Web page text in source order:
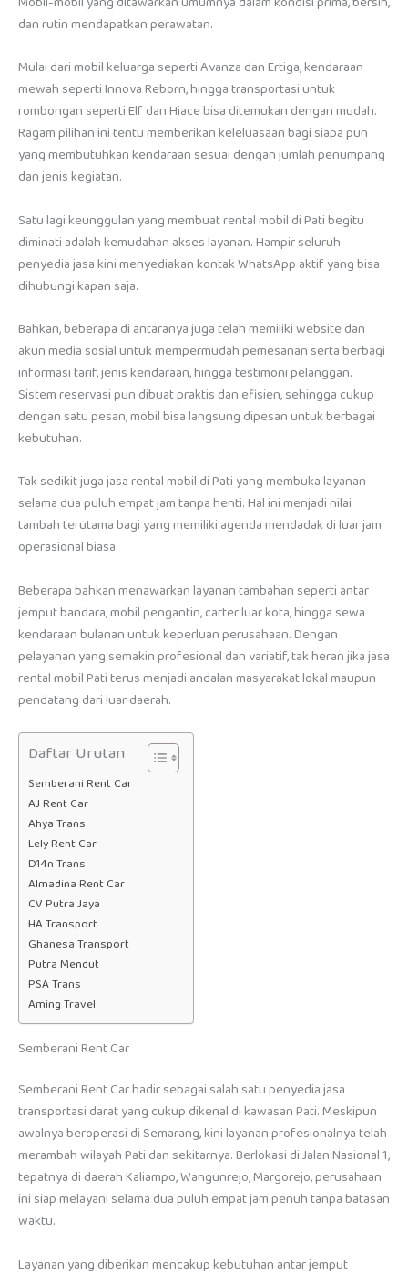
dan rutin mendapatkan perawatan.
Mulai dari mobil keluarga seperti Avanza dan Ertiga, kendaraan
mewah seperti Innova Reborn, hingga transportasi untuk
rombongan seperti Elf dan Hiace bisa ditemukan dengan mudah.
Ragam pilihan ini tentu memberikan keleluasaan bagi siapa pun
yang membutuhkan kendaraan sesuai dengan jumlah penumpang
dan jenis kegiatan.
Satu lagi keunggulan yang membuat rental mobil di Pati begitu
diminati adalah kemudahan akses layanan. Hampir seluruh
penyedia jasa kini menyediakan kontak WhatsApp aktif yang bisa
dihubungi kapan saja.
Bahkan, beberapa di antaranya juga telah memiliki website dan
akun media sosial untuk mempermudah pemesanan serta berbagi
informasi tarif, jenis kendaraan, hingga testimoni pelanggan.
Sistem reservasi pun dibuat praktis dan efisien, sehingga cukup
dengan satu pesan, mobil bisa langsung dipesan untuk berbagai
kebutuhan.
Tak sedikit juga jasa rental mobil di Pati yang membuka layanan
selama dua puluh empat jam tanpa henti. Hal ini menjadi nilai
tambah terutama bagi yang memiliki agenda mendadak di luar jam
operasional biasa.
Beberapa bahkan menawarkan layanan tambahan seperti antar
jemput bandara, mobil pengantin, carter luar kota, hingga sewa
kendaraan bulanan untuk keperluan perusahaan. Dengan
pelayanan yang semakin profesional dan variatif, tak heran jika jasa
rental mobil Pati terus menjadi andalan masyarakat lokal maupun
pendatang dari luar daerah.
Daftar Urutan
Semberani Rent Car
AJ Rent Car
Ahya Trans
Lely Rent Car
D14n Trans
Almadina Rent Car
CV Putra Jaya
HA Transport
Ghanesa Transport
Putra Mendut
PSA Trans
Aming Travel
Semberani Rent Car
Semberani Rent Car hadir sebagai salah satu penyedia jasa
transportasi darat yang cukup dikenal di kawasan Pati. Meskipun
awalnya beroperasi di Semarang, kini layanan profesionalnya telah
merambah wilayah Pati dan sekitarnya. Berlokasi di Jalan Nasional 1,
tepatnya di daerah Kaliampo, Wangunrejo, Margorejo, perusahaan
ini siap melayani selama dua puluh empat jam penuh tanpa batasan
waktu.
Layanan yang diberikan mencakup kebutuhan antar jemput